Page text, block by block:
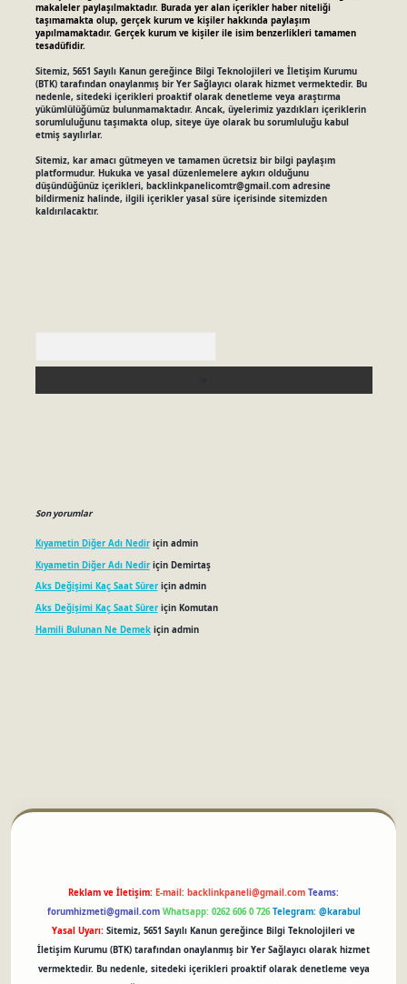
makaleler paylaşılmaktadır. Burada yer alan içerikler haber niteliği
taşımamakta olup, gerçek kurum ve kişiler hakkında paylaşım
yapılmamaktadır. Gerçek kurum ve kişiler ile isim benzerlikleri tamamen
tesadüfidir.
Sitemiz, 5651 Sayılı Kanun gereğince Bilgi Teknolojileri ve İletişim Kurumu
(BTK) tarafından onaylanmış bir Yer Sağlayıcı olarak hizmet vermektedir. Bu
nedenle, sitedeki içerikleri proaktif olarak denetleme veya araştırma
yükümlülüğümüz bulunmamaktadır. Ancak, üyelerimiz yazdıkları içeriklerin
sorumluluğunu taşımakta olup, siteye üye olarak bu sorumluluğu kabul
etmiş sayılırlar.
Sitemiz, kar amacı gütmeyen ve tamamen ücretsiz bir bilgi paylaşım
platformudur. Hukuka ve yasal düzenlemelere aykırı olduğunu
düşündüğünüz içerikleri, backlinkpanelicomtr@gmail.comadresine
bildirmeniz halinde, ilgili içerikler yasal süre içerisinde sitemizden
kaldırılacaktır.
Son yorumlar
Kıyametin Diğer Adı Nediriçin admin
Kıyametin Diğer Adı Nediriçin Demirtaş
Aks Değişimi Kaç Saat Süreriçin admin
Aks Değişimi Kaç Saat Süreriçin Komutan
Hamili Bulunan Ne Demekiçin admin
Reklam ve İletişim: E-mail: backlinkpaneli@gmail.com Teams:
forumhizmeti@gmail.com Whatsapp: 0262 606 0 726 Telegram: @karabul
Yasal Uyarı: Sitemiz, 5651 Sayılı Kanun gereğince Bilgi Teknolojileri ve
İletişim Kurumu (BTK) tarafından onaylanmış bir Yer Sağlayıcı olarak hizmet
vermektedir. Bu nedenle, sitedeki içerikleri proaktif olarak denetleme veya